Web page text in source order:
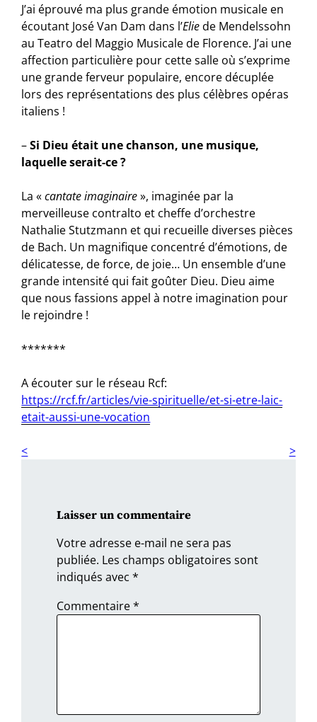
J’ai éprouvé ma plus grande émotion musicale en
écoutant José Van Dam dans l’Eliede Mendelssohn
au Teatro del Maggio Musicale de Florence. J’ai une
affection particulière pour cette salle où s’exprime
une grande ferveur populaire, encore décuplée
lors des représentations des plus célèbres opéras
italiens !
–Si Dieu était une chanson, une musique,
laquelle serait-ce ?
La «cantate imaginaire», imaginée par la
merveilleuse contralto et cheffe d’orchestre
Nathalie Stutzmann et qui recueille diverses pièces
de Bach. Un magnifique concentré d’émotions, de
délicatesse, de force, de joie… Un ensemble d’une
grande intensité qui fait goûter Dieu. Dieu aime
que nous fassions appel à notre imagination pour
le rejoindre !
*******
A écouter sur le réseau Rcf:
https://rcf.fr/articles/vie-spirituelle/et-si-etre-laic-
etait-aussi-une-vocation
Laisser un commentaire
Votre adresse e-mail ne sera pas
publiée. Les champs obligatoires sont
indiqués avec*
Commentaire*